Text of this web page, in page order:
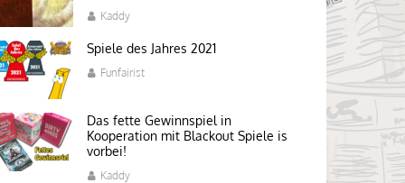
Kaddy
Spiele des Jahres 2021
Funfairist
Das fette Gewinnspiel in
Kooperation mit Blackout Spiele is
vorbei!
Kaddy